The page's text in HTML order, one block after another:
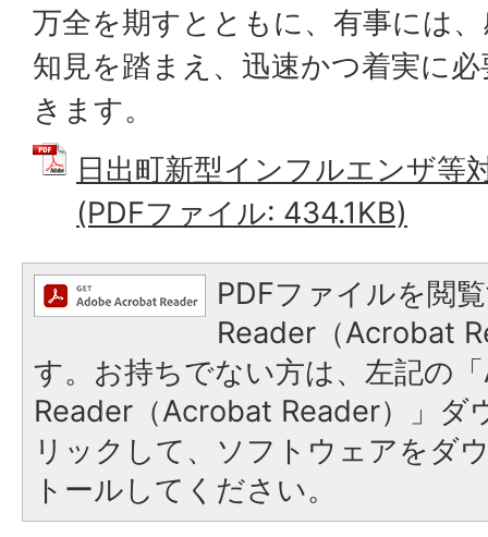
万全を期すとともに、有事には
知見を踏まえ、迅速かつ着実に
きます。
日出町新型インフルエンザ等
(PDFファイル: 434.1KB)
PDFファイルを閲
Reader（Acrobat
す。お持ちでない方は、左記の
Reader（Acrobat Reader）」ダ
リックして、ソフトウェアをダ
トールしてください。